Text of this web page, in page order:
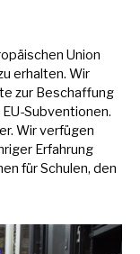
Union
erhalten. Wir
zur Beschaffung
Subventionen.
Wir verfügen
Erfahrung
für Schulen, den